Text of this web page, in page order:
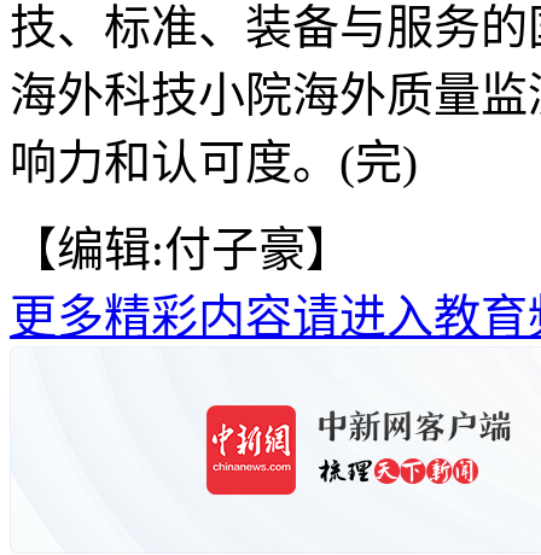
技、标准、装备与服务
海外科技小院海外质量
响力和认可度。(完)
【编辑:付子豪】
更多精彩内容请进入教育